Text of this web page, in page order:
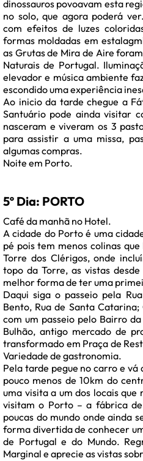
dinossauros povoavam esta
no solo, que agora poderá
com efeitos de luzes
formas moldadas em
as Grutas de Mira de Aire
Naturais de Portugal.
elevador e música ambiente
escondido uma experiência
Ao inicio da tarde chegue a
Santuário pode ainda visitar
nasceram e viveram os 3
para assistir a uma missa,
algumas compras.
Noite em Porto.
5º Dia: PORTO
Café da manhã no Hotel.
A cidade do Porto é uma
pé pois tem menos colinas
Torre dos Clérigos, onde
topo da Torre, as vistas
melhor forma de ter uma
Daqui siga o passeio pela
Bento, Rua de Santa
com um passeio pelo Bairro
Bulhão, antigo mercado de
transformado em Praça de
Variedade de gastronomia.
Pela tarde pegue no carro e vá
pouco menos de 10km do
uma visita a um dos locais que
visitam o Porto – a fábrica de
poucas do mundo onde ainda
forma divertida de conhecer
de Portugal e do Mundo.
Marginal e aprecie as vistas